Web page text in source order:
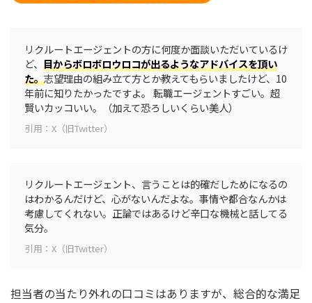
リクルートエージェントの方に何度か面談いただいているけ
ど、 目からボロボロウロコが出るようなアドバイスを頂い
た。志望理由の組み立て方とか教えてもらいましたけど、10
年前に知りたかったですよ。 転職エージェントすごい。超
賢いカッコいい。（加えて恐ろしいくらい美人）
引用：X（旧Twitter）
リクルートエージェント、言うことは的確だしためになるの
はわかるんだけど、心がないんだよな。事情や都合なんかは
考慮してくれない。正論ではあるけど辛口な機械と話してる
気分。
引用：X（旧Twitter）
担当者の当たり外れの口コミはありますが、総合的な満足